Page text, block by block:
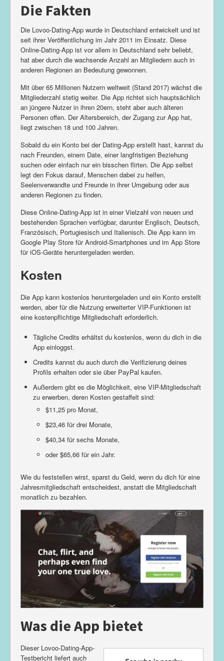
Die Fakten
Die Lovoo-Dating-App wurde in Deutschland entwickelt und ist
seit ihrer Veröffentlichung im Jahr 2011 im Einsatz. Diese
Online-Dating-App ist vor allem in Deutschland sehr beliebt,
hat aber durch die wachsende Anzahl an Mitgliedern auch in
anderen Regionen an Bedeutung gewonnen.
Mit über 65 Millionen Nutzern weltweit (Stand 2017) wächst die
Mitgliederzahl stetig weiter. Die App richtet sich hauptsächlich
an jüngere Nutzer in ihren 20ern, steht aber auch älteren
Personen offen. Der Altersbereich, der Zugang zur App hat,
liegt zwischen 18 und 100 Jahren.
Sobald du ein Konto bei der Dating-App erstellt hast, kannst du
nach Freunden, einem Date, einer langfristigen Beziehung
suchen oder einfach nur ein bisschen flirten. Die App selbst
legt den Fokus darauf, Menschen dabei zu helfen,
Seelenverwandte und Freunde in ihrer Umgebung oder aus
anderen Regionen zu finden.
Diese Online-Dating-App ist in einer Vielzahl von neuen und
bestehenden Sprachen verfügbar, darunter Englisch, Deutsch,
Französisch, Portugiesisch und Italienisch. Die App kann im
Google Play Store für Android-Smartphones und im App Store
für iOS-Geräte heruntergeladen werden.
Kosten
Die App kann kostenlos heruntergeladen und ein Konto erstellt
werden, aber für die Nutzung erweiterter VIP-Funktionen ist
eine kostenpflichtige Mitgliedschaft erforderlich.
Tägliche Credits erhältst du kostenlos, wenn du dich in die
App einloggst.
Credits kannst du auch durch die Verifizierung deines
Profils erhalten oder sie über PayPal kaufen.
Außerdem gibt es die Möglichkeit, eine VIP-Mitgliedschaft
zu erwerben, deren Kosten gestaffelt sind:
$11,25 pro Monat,
$23,46 für drei Monate,
$40,34 für sechs Monate,
oder $65,66 für ein Jahr.
Wie du feststellen wirst, sparst du Geld, wenn du dich für eine
Jahresmitgliedschaft entscheidest, anstatt die Mitgliedschaft
monatlich zu bezahlen.
Was die App bietet
Dieser Lovoo-Dating-App-
Testbericht liefert auch